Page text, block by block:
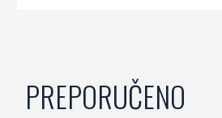
PREPORUČENO